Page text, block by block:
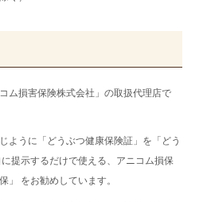
ム損害保険株式会社」の取扱代理店で
ように「どうぶつ健康保険証」を「どう
提示するだけで使える、アニコム損保
」 をお勧めしています。